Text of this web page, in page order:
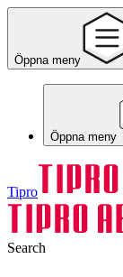
Öppna meny
Öppna meny
Tipro
Search